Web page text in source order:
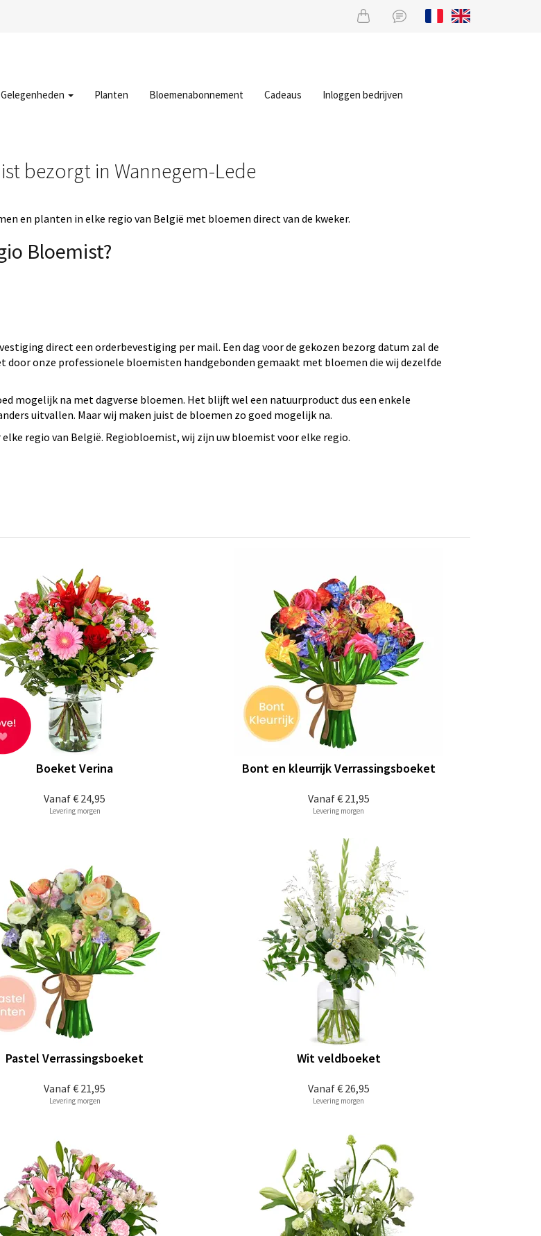
Gelegenheden Planten Bloemenabonnement Cadeaus Inloggen bedrijven
bezorgt in Wannegem-Lede
en planten in elke regio van België met bloemen direct van de kweker.
Bloemist?
direct een orderbevestiging per mail. Een dag voor de gekozen bezorg datum zal de
onze professionele bloemisten handgebonden gemaakt met bloemen die wij dezelfde
mogelijk na met dagverse bloemen. Het blijft wel een natuurproduct dus een enkele
uitvallen. Maar wij maken juist de bloemen zo goed mogelijk na.
regio van België. Regiobloemist, wij zijn uw bloemist voor elke regio.
Vanaf€ 24,95
Boeket Verina
Levering morgen
Vanaf€ 21,95
Bont en kleurrijk Verrassingsboeket
Levering morgen
Vanaf€ 21,95
Pastel Verrassingsboeket
Levering morgen
Vanaf€ 26,95
Wit veldboeket
Levering morgen